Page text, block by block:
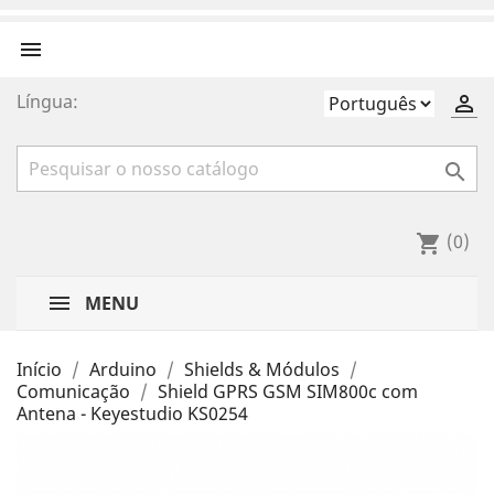


Língua:

shopping_cart (0)
MENU
Início Arduino
Shields & Módulos
Comunicação
Shield GPRS GSM SIM800c com
Antena - Keyestudio KS0254